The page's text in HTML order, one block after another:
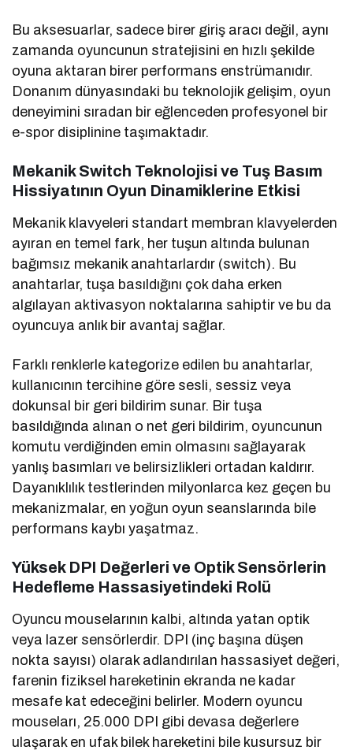
Bu aksesuarlar, sadece birer giriş aracı değil, aynı
zamanda oyuncunun stratejisini en hızlı şekilde
oyuna aktaran birer performans enstrümanıdır.
Donanım dünyasındaki bu teknolojik gelişim, oyun
deneyimini sıradan bir eğlenceden profesyonel bir
e-spor disiplinine taşımaktadır.
Mekanik Switch Teknolojisi ve Tuş Basım
Hissiyatının Oyun Dinamiklerine Etkisi
Mekanik klavyeleri standart membran klavyelerden
ayıran en temel fark, her tuşun altında bulunan
bağımsız mekanik anahtarlardır (switch). Bu
anahtarlar, tuşa basıldığını çok daha erken
algılayan aktivasyon noktalarına sahiptir ve bu da
oyuncuya anlık bir avantaj sağlar.
Farklı renklerle kategorize edilen bu anahtarlar,
kullanıcının tercihine göre sesli, sessiz veya
dokunsal bir geri bildirim sunar. Bir tuşa
basıldığında alınan o net geri bildirim, oyuncunun
komutu verdiğinden emin olmasını sağlayarak
yanlış basımları ve belirsizlikleri ortadan kaldırır.
Dayanıklılık testlerinden milyonlarca kez geçen bu
mekanizmalar, en yoğun oyun seanslarında bile
performans kaybı yaşatmaz.
Yüksek DPI Değerleri ve Optik Sensörlerin
Hedefleme Hassasiyetindeki Rolü
Oyuncu mouselarının kalbi, altında yatan optik
veya lazer sensörlerdir. DPI (inç başına düşen
nokta sayısı) olarak adlandırılan hassasiyet değeri,
farenin fiziksel hareketinin ekranda ne kadar
mesafe kat edeceğini belirler. Modern oyuncu
mouseları, 25.000 DPI gibi devasa değerlere
ulaşarak en ufak bilek hareketini bile kusursuz bir